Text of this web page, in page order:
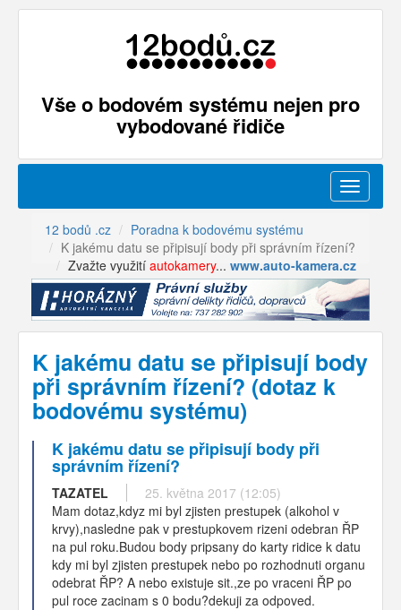
Vše o bodovém systému nejen pro
vybodované řidiče
Menu
12 bodů .cz
Poradna k bodovému systému
K jakému datu se připisují body při správním řízení?
Zvažte využití autokamery... www.auto-kamera.cz
K jakému datu se připisují body
při správním řízení? (dotaz k
bodovému systému)
K jakému datu se připisují body při
správním řízení?
TAZATEL
25. května 2017 (12:05)
Mam dotaz,kdyz mi byl zjisten prestupek (alkohol v
krvy),nasledne pak v prestupkovem rizeni odebran ŘP
na pul roku.Budou body pripsany do karty ridice k datu
kdy mi byl zjisten prestupek nebo po rozhodnuti organu
odebrat ŘP? A nebo existuje sit.,ze po vraceni ŘP po
pul roce zacinam s 0 bodu?dekuji za odpoved.